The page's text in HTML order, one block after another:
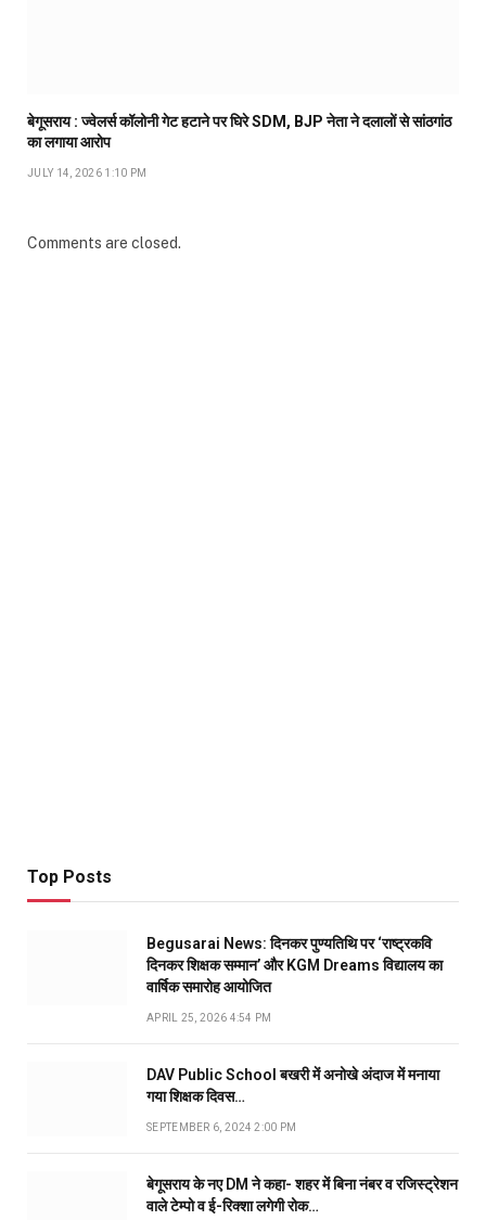
बेगूसराय : ज्वेलर्स कॉलोनी गेट हटाने पर घिरे SDM, BJP नेता ने दलालों से सांठगांठ
का लगाया आरोप
JULY 14, 2026 1:10 PM
Comments are closed.
Top Posts
Begusarai News: दिनकर पुण्यतिथि पर ‘राष्ट्रकवि
दिनकर शिक्षक सम्मान’ और KGM Dreams विद्यालय का
वार्षिक समारोह आयोजित
APRIL 25, 2026 4:54 PM
DAV Public School बखरी में अनोखे अंदाज में मनाया
गया शिक्षक दिवस…
SEPTEMBER 6, 2024 2:00 PM
बेगूसराय के नए DM ने कहा- शहर में बिना नंबर व रजिस्ट्रेशन
वाले टेम्पो व ई-रिक्शा लगेगी रोक…